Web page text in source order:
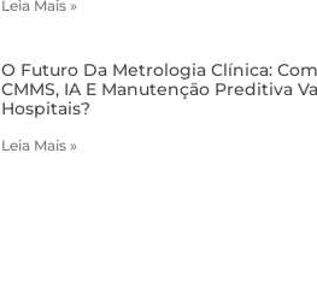
Leia Mais »
O Futuro Da Metrologia Clínica:
CMMS, IA E Manutenção Preditiva
Hospitais?
Leia Mais »